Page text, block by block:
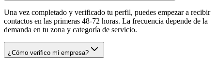
Una vez completado y verificado tu perfil, puedes empezar a recibir
contactos en las primeras 48-72 horas. La frecuencia depende de la
demanda en tu zona y categoría de servicio.
¿Cómo verifico mi empresa?